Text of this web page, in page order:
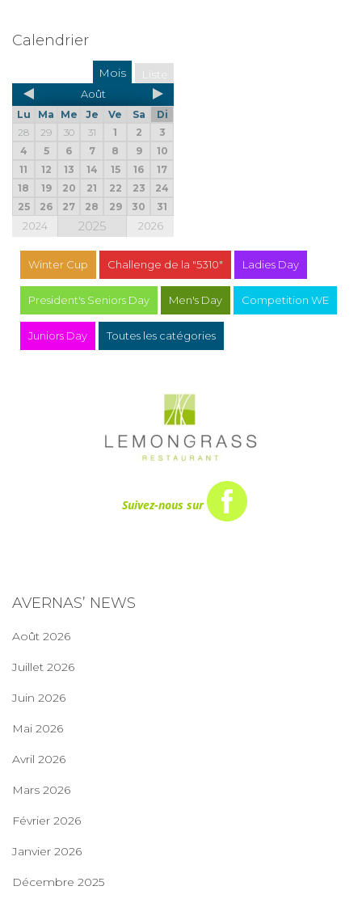
Calendrier
Liste
Mois
Août
Lu Ma Me Je Ve Sa
Di
28
29 30 31 1 2
3
4
5 6 7 8 9
10
11
12 13 14 15 16
17
18
19 20 21 22 23
24
25
26 27 28 29 30 31
2024 2025 2026
Winter Cup Challenge de la "5310" Ladies Day
President's Seniors Day Men's Day Competition WE
Juniors Day Toutes les catégories
Suivez-nous sur
AVERNAS’ NEWS
Août 2026
Juillet 2026
Juin 2026
Mai 2026
Avril 2026
Mars 2026
Février 2026
Janvier 2026
Décembre 2025